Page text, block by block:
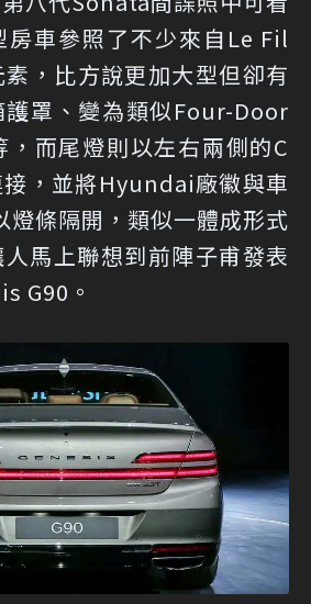
房車參照了不少來自Le Fil
，比方說更加大型但卻有
罩、變為類似Four-Door
而尾燈則以左右兩側的C
，並將Hyundai廠徽與車
條隔開，類似一體成形式
馬上聯想到前陣子甫發表
G90。